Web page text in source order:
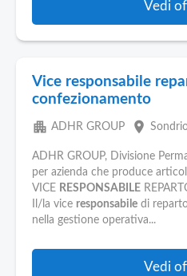
Vedi
Vice responsabile
confezionamento
apartment ADHR GROUP place
ADHR GROUP, Divisione
per azienda che produce
VICE RESPONSABILE
Il/la vice responsabile di
nella gestione operativa...
Vedi